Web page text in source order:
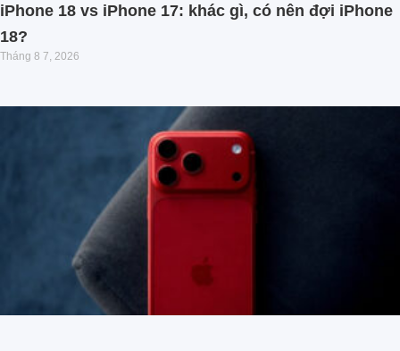
iPhone 18 vs iPhone 17: khác gì, có nên đợi iPhone
18?
Tháng 8 7, 2026